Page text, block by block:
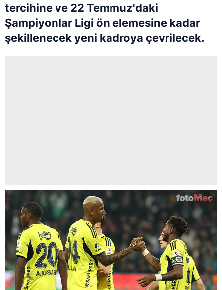
tercihine ve 22 Temmuz'daki
Şampiyonlar Ligi ön elemesine kadar
şekillenecek yeni kadroya çevrilecek.